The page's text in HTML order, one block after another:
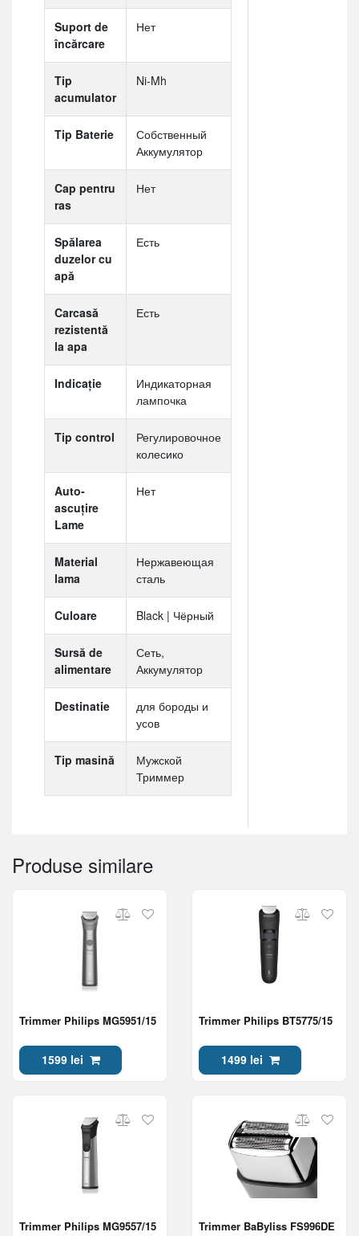
Suport de
încărcare
Нет
Tip
acumulator
Ni-Mh
Tip Baterie
Собственный
Аккумулятор
Cap pentru
ras
Нет
Spălarea
duzelor cu
apă
Есть
Carcasă
rezistentă
la apa
Есть
Indicaţie
Индикаторная
лампочка
Tip control
Регулировочное
колесико
Auto-
ascuțire
Lame
Нет
Material
lama
Нержавеющая
сталь
Culoare Black | Чёрный
Sursă de
alimentare
Сеть,
Аккумулятор
Destinatie
для бороды и
усов
Tip masină
Мужской
Триммер
Produse similare
Trimmer Philips MG5951/15
1599 lei
Trimmer Philips BT5775/15
1499 lei
Trimmer Philips MG9557/15 Trimmer BaByliss FS996DE